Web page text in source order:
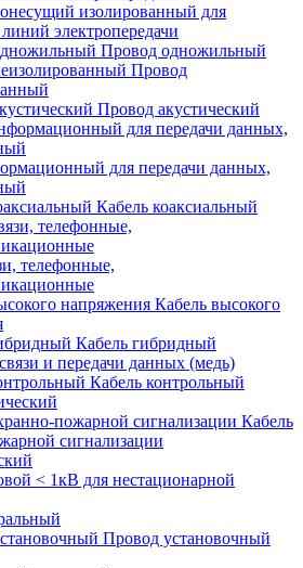
изолированный для
электропередачи
Провод одножильный
Провод
Провод акустический
для передачи данных,
Кабель коаксиальный
телефонные,
Кабель высокого
Кабель гибридный
и передачи данных (медь)
Кабель контрольный
Кабель
сигнализации
< 1кВ для нестационарной
Провод установочный